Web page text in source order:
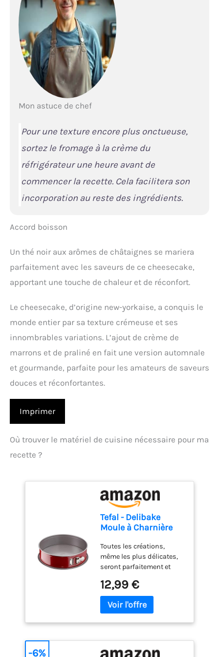
Mon astuce de chef
Pour une texture encore plus onctueuse,
sortez le fromage à la crème du
réfrigérateur une heure avant de
commencer la recette. Cela facilitera son
incorporation au reste des ingrédients.
Accord boisson
Un thé noir aux arômes de châtaignes se mariera
parfaitement avec les saveurs de ce cheesecake,
apportant une touche de chaleur et de réconfort.
Le cheesecake, d’origine new-yorkaise, a conquis le
monde entier par sa texture crémeuse et ses
innombrables variations. L’ajout de crème de
marrons et de praliné en fait une version automnale
et gourmande, parfaite pour les amateurs de saveurs
douces et réconfortantes.
Imprimer
Où trouver le matériel de cuisine nécessaire pour ma
recette ?
Tefal - Delibake
Moule à Charnière
Rouge
Toutes les créations,
même les plus délicates,
seront parfaitement et
grce à la ceinture amovible
du moule Le fond plus
large avec rebords
utilisé comme assiette de
service Nettoyage facile
12,99 €
-6%